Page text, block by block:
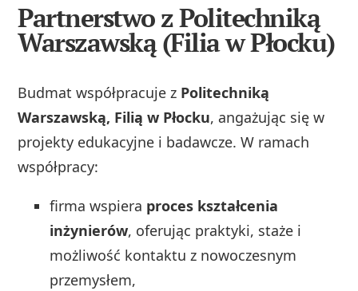
Partnerstwo z Politechniką
Warszawską (Filia w Płocku)
Budmat współpracuje z Politechniką
Warszawską, Filią w Płocku, angażując się w
projekty edukacyjne i badawcze. W ramach
współpracy:
firma wspiera proces kształcenia
inżynierów, oferując praktyki, staże i
możliwość kontaktu z nowoczesnym
przemysłem,